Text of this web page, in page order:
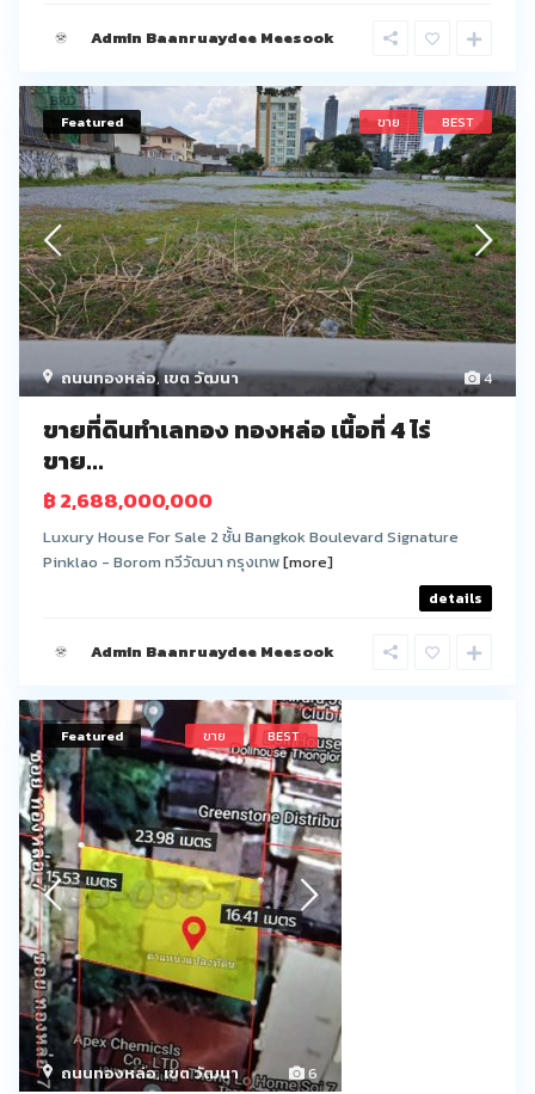
Admin Baanruaydee Meesook
4
ถนนทองหล่อ,เขต วัฒนา
Featured ขาย BEST
ขายที่ดินทำเลทอง ทองหล่อ เนื้อที่ 4 ไร่
ขาย...
฿ 2,688,000,000
Luxury House For Sale 2 ชั้น Bangkok Boulevard Signature
Pinklao - Borom ทวีวัฒนา กรุงเทพ[more]
details
Admin Baanruaydee Meesook
6
ถนนทองหล่อ,เขต วัฒนา
Featured ขาย BEST